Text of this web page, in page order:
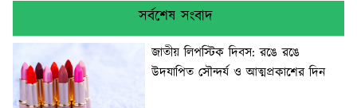
সর্বশেষ সংবাদ
জাতীয় লিপস্টিক দিবস: রঙে রঙে
উদযাপিত সৌন্দর্য ও আত্মপ্রকাশের দিন